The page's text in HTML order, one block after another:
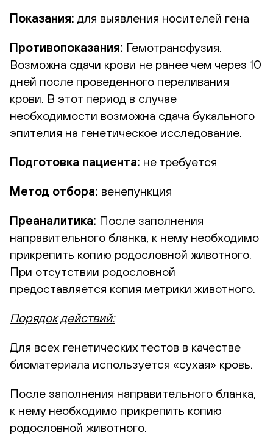
Показания: для выявления носителей гена
Противопоказания: Гемотрансфузия.
Возможна сдачи крови не ранее чем через 10
дней после проведенного переливания
крови. В этот период в случае
необходимости возможна сдача букального
эпителия на генетическое исследование.
Подготовка пациента: не требуется
Метод отбора: венепункция
Преаналитика: После заполнения
направительного бланка, к нему необходимо
прикрепить копию родословной животного.
При отсутствии родословной
предоставляется копия метрики животного.
Порядок действий:
Для всех генетических тестов в качестве
биоматериала используется «сухая» кровь.
После заполнения направительного бланка,
к нему необходимо прикрепить копию
родословной животного.